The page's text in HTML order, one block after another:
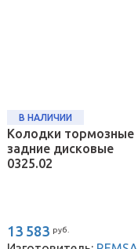
В НАЛИЧИИ
Колодки тормозные
задние дисковые
0325.02
13 583 руб.